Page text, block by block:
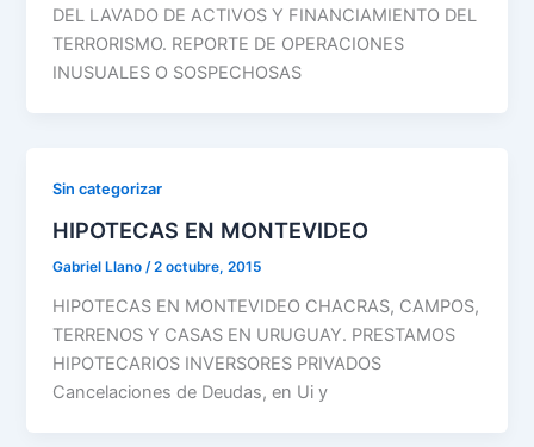
DEL LAVADO DE ACTIVOS Y FINANCIAMIENTO DEL
TERRORISMO. REPORTE DE OPERACIONES
INUSUALES O SOSPECHOSAS
Sin categorizar
HIPOTECAS EN MONTEVIDEO
Gabriel Llano/2 octubre, 2015
HIPOTECAS EN MONTEVIDEO CHACRAS, CAMPOS,
TERRENOS Y CASAS EN URUGUAY. PRESTAMOS
HIPOTECARIOS INVERSORES PRIVADOS
Cancelaciones de Deudas, en Ui y